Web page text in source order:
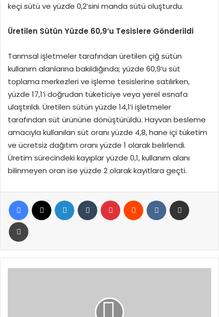
keçi sütü ve yüzde 0,2’sini manda sütü oluşturdu.
Üretilen Sütün Yüzde 60,9’u Tesislere Gönderildi
Tarımsal işletmeler tarafından üretilen çiğ sütün
kullanım alanlarına bakıldığında; yüzde 60,9’u süt
toplama merkezleri ve işleme tesislerine satılırken,
yüzde 17,1’i doğrudan tüketiciye veya yerel esnafa
ulaştırıldı. Üretilen sütün yüzde 14,1’i işletmeler
tarafından süt ürününe dönüştürüldü. Hayvan besleme
amacıyla kullanılan süt oranı yüzde 4,8, hane içi tüketim
ve ücretsiz dağıtım oranı yüzde 1 olarak belirlendi.
Üretim sürecindeki kayıplar yüzde 0,1, kullanım alanı
bilinmeyen oran ise yüzde 2 olarak kayıtlara geçti.
Facebook LinkedIn Tumblr Pinterest Reddit VKontakte
Yazdır